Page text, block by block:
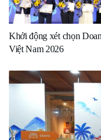
Khởi động xét chọn
Việt Nam 2026